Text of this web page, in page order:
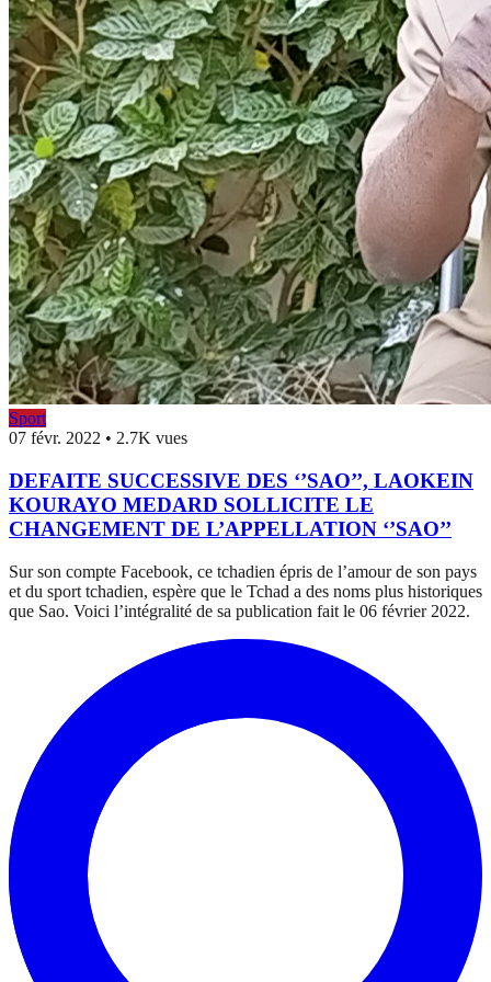
Sport
07 févr. 2022 • 2.7K vues
DEFAITE SUCCESSIVE DES ‘’SAO’’, LAOKEIN
KOURAYO MEDARD SOLLICITE LE
CHANGEMENT DE L’APPELLATION ‘’SAO’’
Sur son compte Facebook, ce tchadien épris de l’amour de son pays
et du sport tchadien, espère que le Tchad a des noms plus historiques
que Sao. Voici l’intégralité de sa publication fait le 06 février 2022.